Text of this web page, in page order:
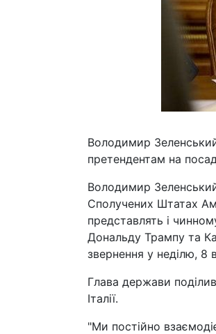
Володимир
претендентам на
Володимир
Сполучених Штатах
представлять і
Дональду Трампу та
звернення у неділю, 8
Глава держави
Італії.
"Ми постійно